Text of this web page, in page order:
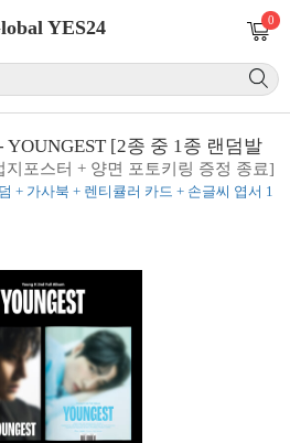
YES24 0
YOUNGEST [2종 중 1종 랜덤발
포스터 + 양면 포토키링 증정 종료]
+ 가사북 + 렌티큘러 카드 + 손글씨 엽서 1